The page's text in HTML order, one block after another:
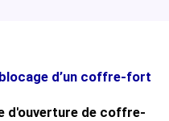
d’un coffre-fort
d'ouverture de coffre-